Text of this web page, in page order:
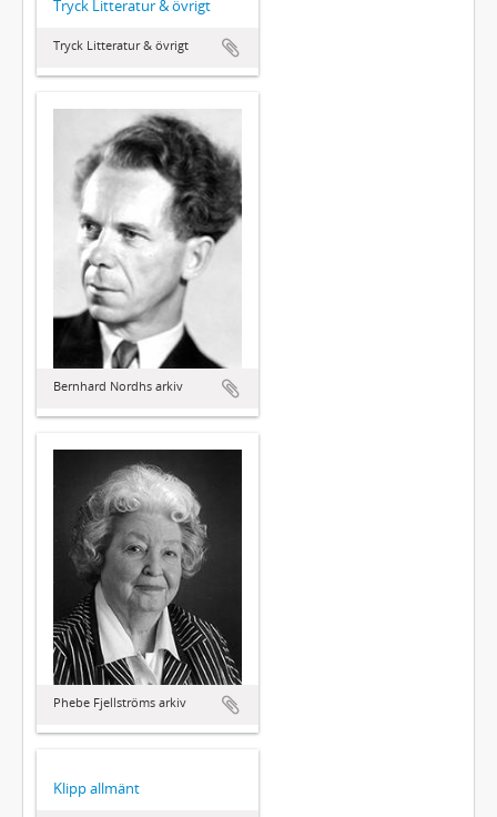
Tryck Litteratur & övrigt
Tryck Litteratur & övrigt
Bernhard Nordhs arkiv
Phebe Fjellströms arkiv
Klipp allmänt